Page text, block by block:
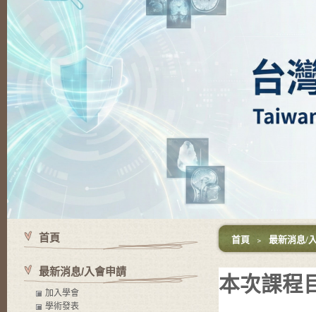
首頁 ﹥ 最新消息/
本次課程
首頁
最新消息/入會申請
加入學會
學術發表